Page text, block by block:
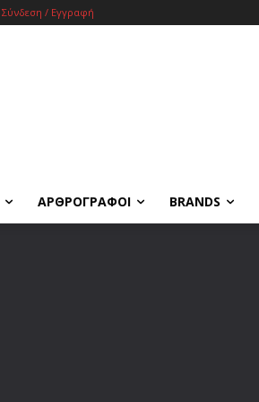
Σύνδεση / Εγγραφή
ΑΡΘΡΟΓΡΑΦΟΙ BRANDS